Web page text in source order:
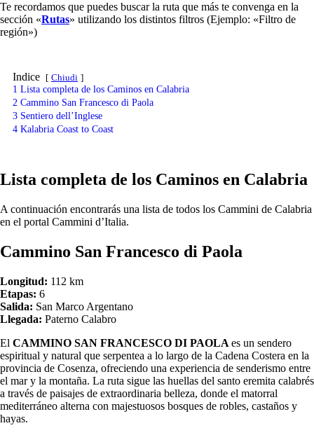
Te recordamos que puedes buscar la ruta que más te convenga en la
sección «Rutas» utilizando los distintos filtros (Ejemplo: «Filtro de
región»)
Indice Chiudi
1 Lista completa de los Caminos en Calabria
2 Cammino San Francesco di Paola
3 Sentiero dell’Inglese
4 Kalabria Coast to Coast
Lista completa de los Caminos en Calabria
A continuación encontrarás una lista de todos los Cammini de Calabria
en el portal Cammini d’Italia.
Cammino San Francesco di Paola
Longitud: 112 km
Etapas: 6
Salida: San Marco Argentano
Llegada: Paterno Calabro
El CAMMINO SAN FRANCESCO DI PAOLA es un sendero
espiritual y natural que serpentea a lo largo de la Cadena Costera en la
provincia de Cosenza, ofreciendo una experiencia de senderismo entre
el mar y la montaña. La ruta sigue las huellas del santo eremita calabrés
a través de paisajes de extraordinaria belleza, donde el matorral
mediterráneo alterna con majestuosos bosques de robles, castaños y
hayas.